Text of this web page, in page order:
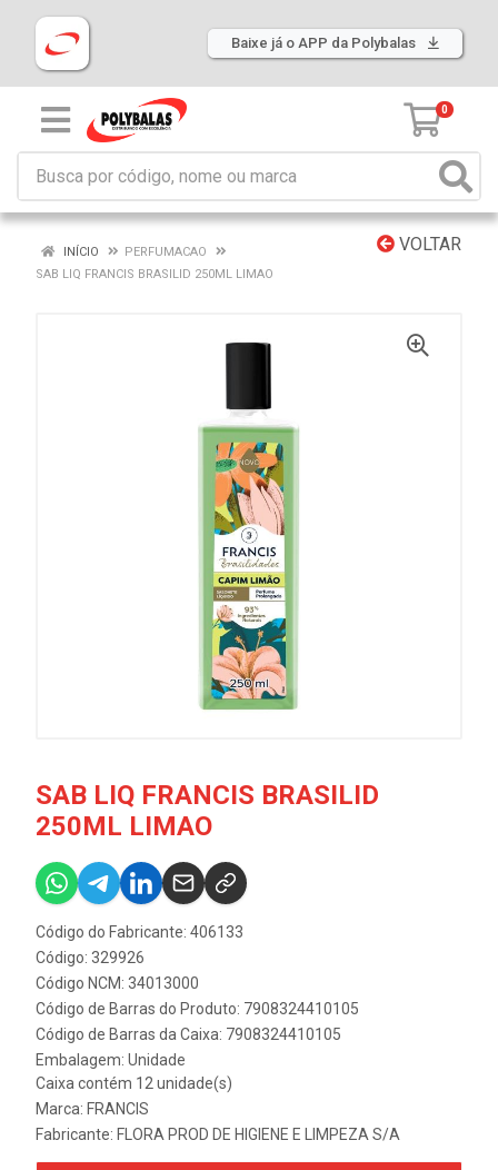
Baixe já o APP da Polybalas
0
VOLTAR
INÍCIO
PERFUMACAO
SAB LIQ FRANCIS BRASILID 250ML LIMAO
SAB LIQ FRANCIS BRASILID
250ML LIMAO
Código do Fabricante: 406133
Código: 329926
Código NCM: 34013000
Código de Barras do Produto: 7908324410105
Código de Barras da Caixa: 7908324410105
Embalagem: Unidade
Caixa contém 12 unidade(s)
Marca: FRANCIS
Fabricante: FLORA PROD DE HIGIENE E LIMPEZA S/A